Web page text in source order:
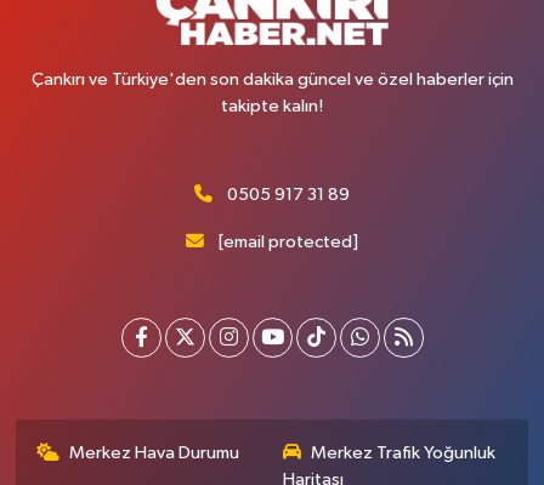
Çankırı ve Türkiye'den son dakika güncel ve özel haberler için
takipte kalın!
0505 917 31 89
[email protected]
Merkez Hava Durumu
Merkez Trafik Yoğunluk
Haritası